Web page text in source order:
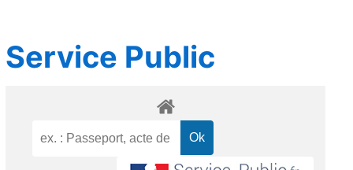
Service Public